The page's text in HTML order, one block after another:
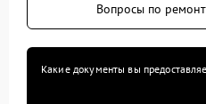
Вопросы по
Какие документы вы